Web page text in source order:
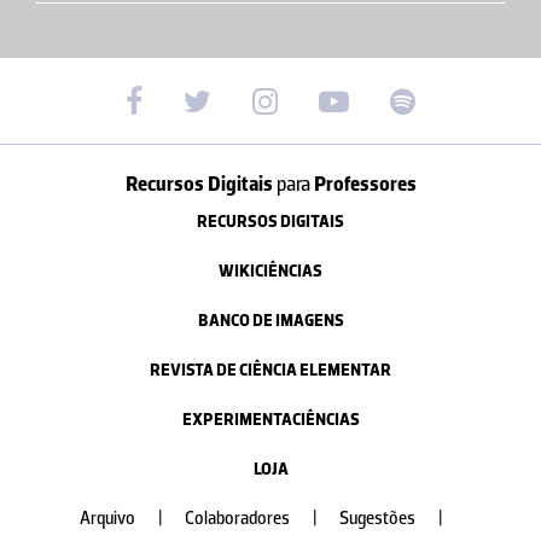
Recursos Digitais paraProfessores
RECURSOS DIGITAIS
WIKICIÊNCIAS
BANCO DE IMAGENS
REVISTA DE CIÊNCIA ELEMENTAR
EXPERIMENTACIÊNCIAS
LOJA
Arquivo Colaboradores Sugestões